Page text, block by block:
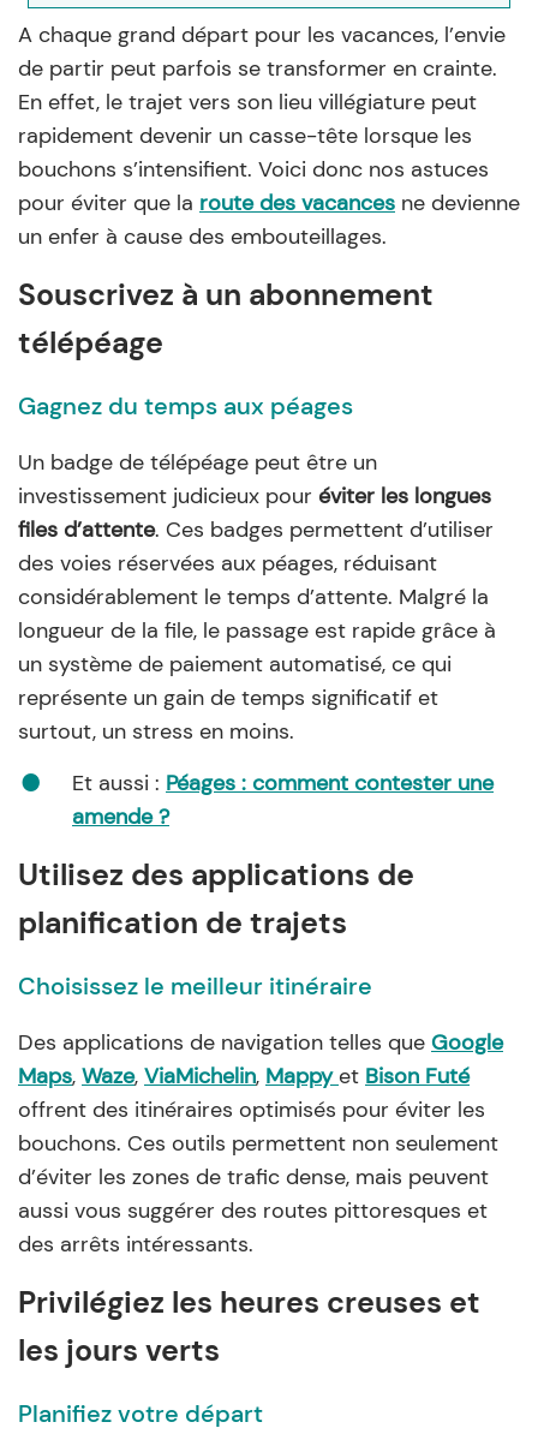
A chaque grand départ pour les vacances, l’envie
de partir peut parfois se transformer en crainte.
En effet, le trajet vers son lieu villégiature peut
rapidement devenir un casse-tête lorsque les
bouchons s’intensifient. Voici donc nos astuces
pour éviter que la route des vacances ne devienne
un enfer à cause des embouteillages.
Souscrivez à un abonnement
télépéage
Gagnez du temps aux péages
Un badge de télépéage peut être un
investissement judicieux pour éviter les longues
files d’attente. Ces badges permettent d’utiliser
des voies réservées aux péages, réduisant
considérablement le temps d’attente. Malgré la
longueur de la file, le passage est rapide grâce à
un système de paiement automatisé, ce qui
représente un gain de temps significatif et
surtout, un stress en moins.
Et aussi : Péages : comment contester une
amende ?
Utilisez des applications de
planification de trajets
Choisissez le meilleur itinéraire
Des applications de navigation telles que Google
Maps, Waze, ViaMichelin, Mappy et Bison Futé
offrent des itinéraires optimisés pour éviter les
bouchons. Ces outils permettent non seulement
d’éviter les zones de trafic dense, mais peuvent
aussi vous suggérer des routes pittoresques et
des arrêts intéressants.
Privilégiez les heures creuses et
les jours verts
Planifiez votre départ